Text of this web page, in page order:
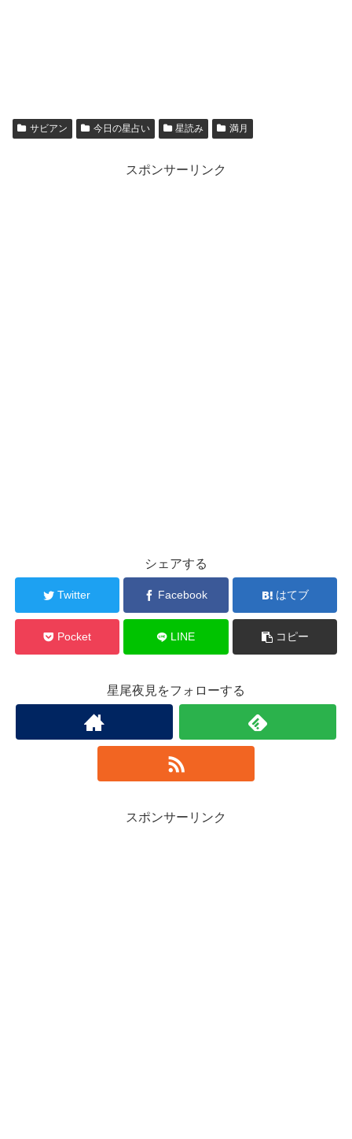
サビアン 今日の星占い 星読み 満月
スポンサーリンク
シェアする
Twitter Facebook はてブ
Pocket LINE コピー
星尾夜見をフォローする
スポンサーリンク